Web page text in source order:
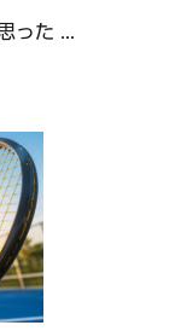
った ...